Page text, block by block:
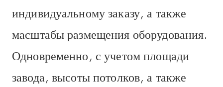
индивидуальному заказу, а также
масштабы размещения оборудования.
Одновременно, с учетом площади
завода, высоты потолков, а также